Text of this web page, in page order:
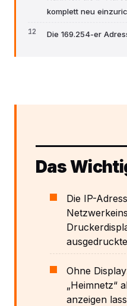
komplett neu
Die 169.254-er
Das
Die IP-
Ohne
„Heimnetz“
anzeigen